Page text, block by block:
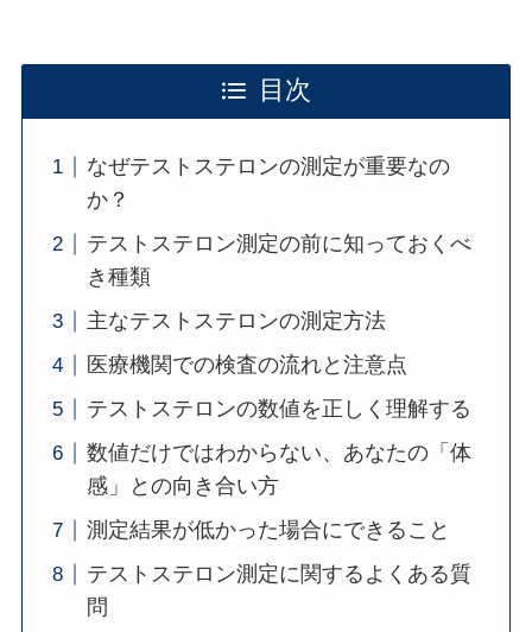
目次
なぜテストステロンの測定が重要なの
か？
テストステロン測定の前に知っておくべ
き種類
主なテストステロンの測定方法
医療機関での検査の流れと注意点
テストステロンの数値を正しく理解する
数値だけではわからない、あなたの「体
感」との向き合い方
測定結果が低かった場合にできること
テストステロン測定に関するよくある質
問